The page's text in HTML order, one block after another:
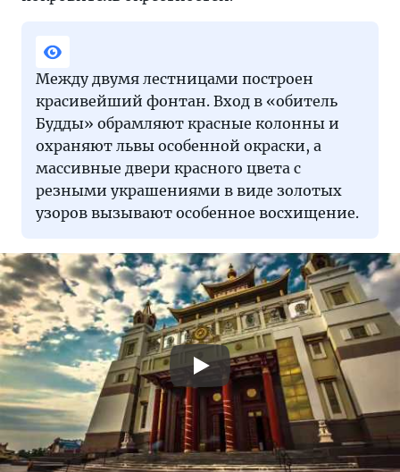
Между двумя лестницами построен
красивейший фонтан. Вход в «обитель
Будды» обрамляют красные колонны и
охраняют львы особенной окраски, а
массивные двери красного цвета с
резными украшениями в виде золотых
узоров вызывают особенное восхищение.